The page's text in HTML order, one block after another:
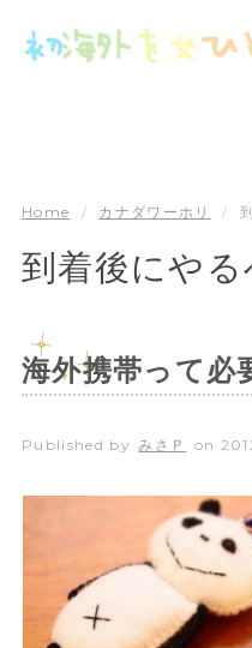
Home / カナダワーホリ /
到着後にやる
海外携帯って必
Published by みさＰ on